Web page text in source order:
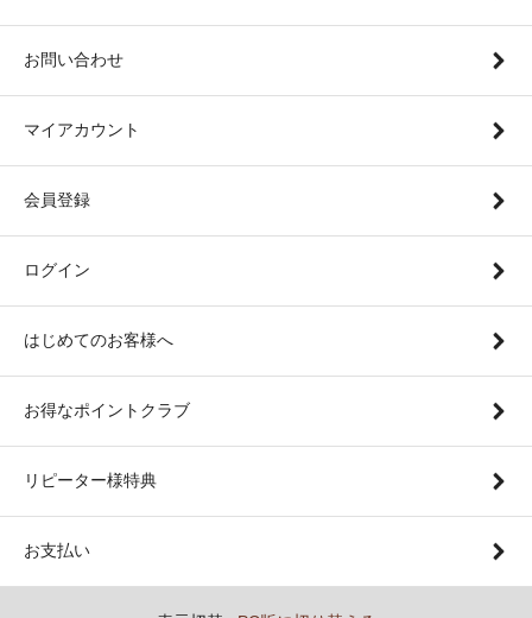
お問い合わせ
マイアカウント
会員登録
ログイン
はじめてのお客様へ
お得なポイントクラブ
リピーター様特典
お支払い